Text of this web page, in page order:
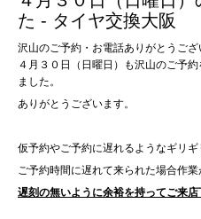
た - タイヤ交換大阪
沢山のご予約・お電話ありがとうござ
４月３０日（日曜日）も沢山のご予
ました。
ありがとうございます。
仮予約やご予約に遅れるようなギリ
ご予約時間に遅れて来られた場合作業
遅刻の無いように余裕を持ってご来店